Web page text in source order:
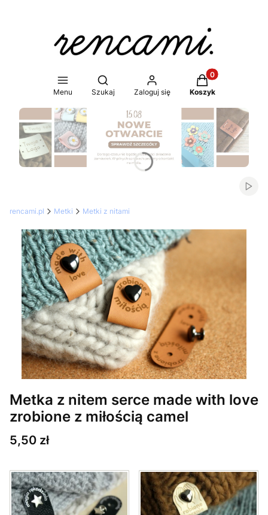
Menu
Otwórz wyszukiwarkę
Szukaj Zaloguj się
Produkty w
Koszyk
Naciśnij Enter lub spację, aby otworzyć stronę.
rencami.pl Metki Metki z nitami
Metka z nitem serce made with love
zrobione z miłością camel
Cena
5,50 zł